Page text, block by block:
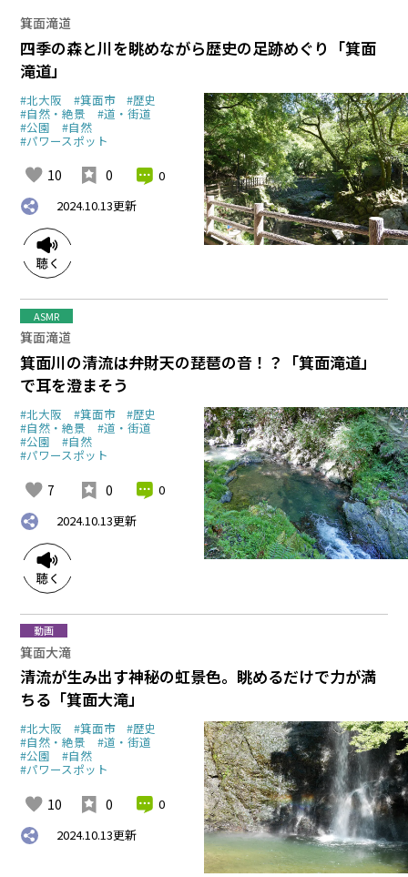
箕面滝道
四季の森と川を眺めながら歴史の足跡めぐり「箕面
滝道」
#北大阪 #箕面市 #歴史
#自然・絶景 #道・街道
#公園 #自然
#パワースポット
10 0
0
2024.10.13更新
箕面滝道
箕面川の清流は弁財天の琵琶の音！？「箕面滝道」
で耳を澄まそう
#北大阪 #箕面市 #歴史
#自然・絶景 #道・街道
#公園 #自然
#パワースポット
7 0
0
2024.10.13更新
ASMR
箕面大滝
清流が生み出す神秘の虹景色。眺めるだけで力が満
ちる「箕面大滝」
#北大阪 #箕面市 #歴史
#自然・絶景 #道・街道
#公園 #自然
#パワースポット
10 0
0
2024.10.13更新
動画